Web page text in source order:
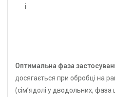
і
Оптимальна фаза
досягається при обробці на
(сім’ядолі у дводольних,